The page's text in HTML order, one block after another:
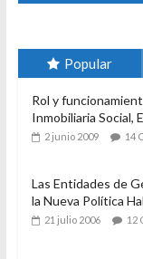
Popular
Rol y
Inmobiliaria Social,
2 junio 2009 14
Las Entidades de
la Nueva Política
21 julio 2006 12